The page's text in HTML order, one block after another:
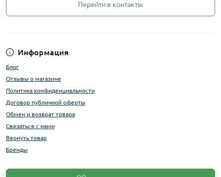
Перейти в контакты
Информация
Блог
Отзывы о магазине
Политика конфиденциальности
Договор публичной оферты
Обмен и возврат товара
Связаться с нами
Вернуть товар
Бренды